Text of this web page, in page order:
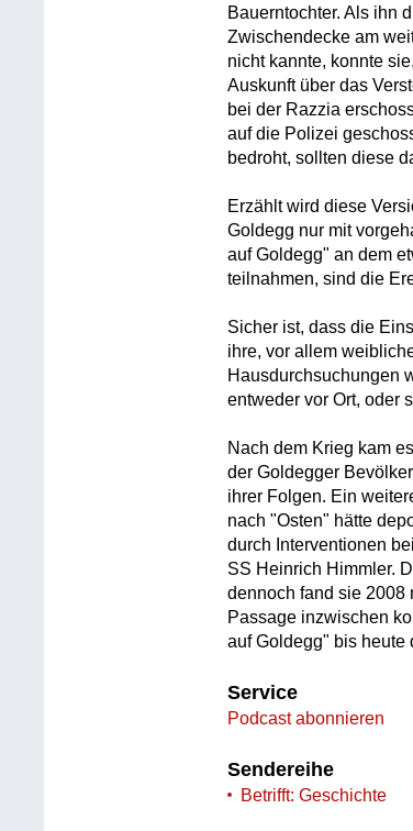
Bauerntochter. Als ihn
Zwischendecke am
nicht kannte, konnte
Auskunft über das
bei der Razzia
auf die Polizei
bedroht, sollten diese
Erzählt wird diese
Goldegg nur mit
auf Goldegg" an dem
teilnahmen, sind die
Sicher ist, dass die
ihre, vor allem
Hausdurchsuchungen
entweder vor Ort, oder
Nach dem Krieg kam
der Goldegger
ihrer Folgen. Ein
nach "Osten" hätte
durch Interventionen
SS Heinrich Himmler.
dennoch fand sie 2008
Passage inzwischen
auf Goldegg" bis heute
Service
Podcast abonnieren
Sendereihe
Betrifft: Geschichte